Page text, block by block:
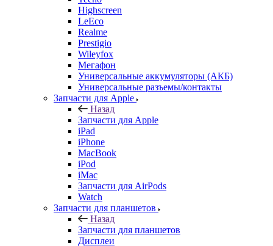
Highscreen
LeEco
Realme
Prestigio
Wileyfox
Мегафон
Универсальные аккумуляторы (АКБ)
Универсальные разъемы/контакты
Запчасти для Apple
Назад
Запчасти для Apple
iPad
iPhone
MacBook
iPod
iMac
Запчасти для AirPods
Watch
Запчасти для планшетов
Назад
Запчасти для планшетов
Дисплеи